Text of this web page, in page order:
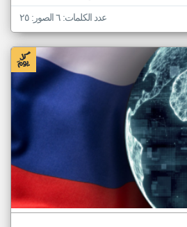
عدد الكلمات: ٦ الصور: ٢٥